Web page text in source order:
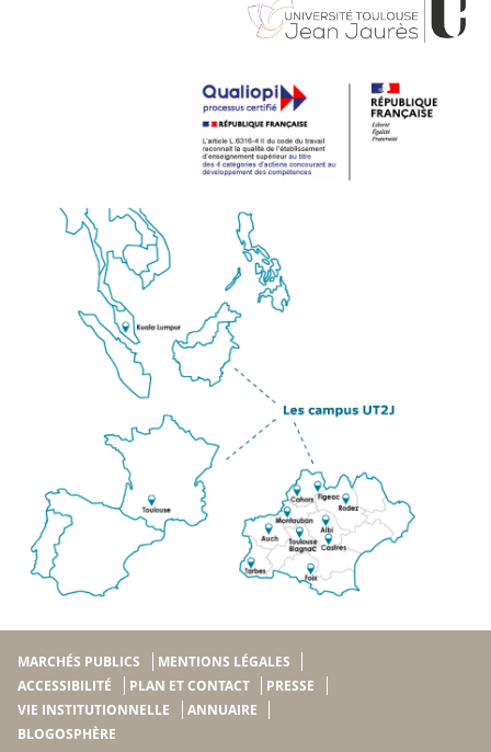
MARCHÉS PUBLICS
MENTIONS LÉGALES
ACCESSIBILITÉ
PLAN ET CONTACT
PRESSE
VIE INSTITUTIONNELLE
ANNUAIRE
BLOGOSPHÈRE